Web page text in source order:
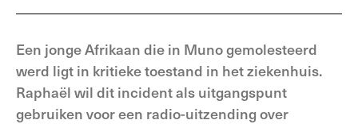
Een jonge Afrikaan die in Muno gemolesteerd
werd ligt in kritieke toestand in het ziekenhuis.
Raphaël wil dit incident als uitgangspunt
gebruiken voor een radio-uitzending over